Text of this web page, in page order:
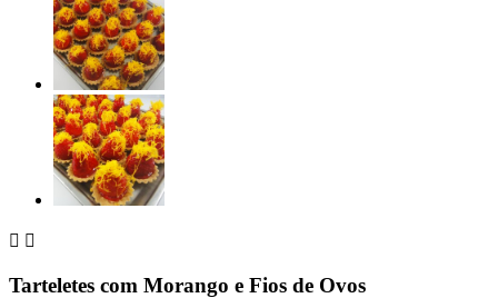
 
Tarteletes com Morango e Fios de Ovos